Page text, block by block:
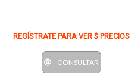
REGÍSTRATE PARA VER $ PRECIOS
CONSULTAR